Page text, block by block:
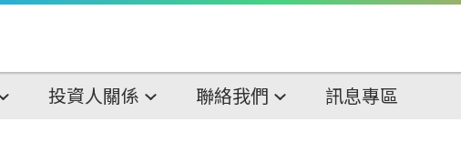
投資人關係 聯絡我們 訊息專區